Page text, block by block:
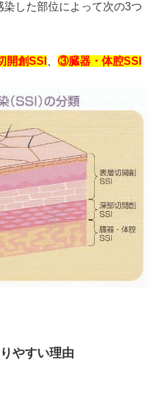
した部位によって次の3つ
開創SSI ③臓器・体腔SSI
やすい理由